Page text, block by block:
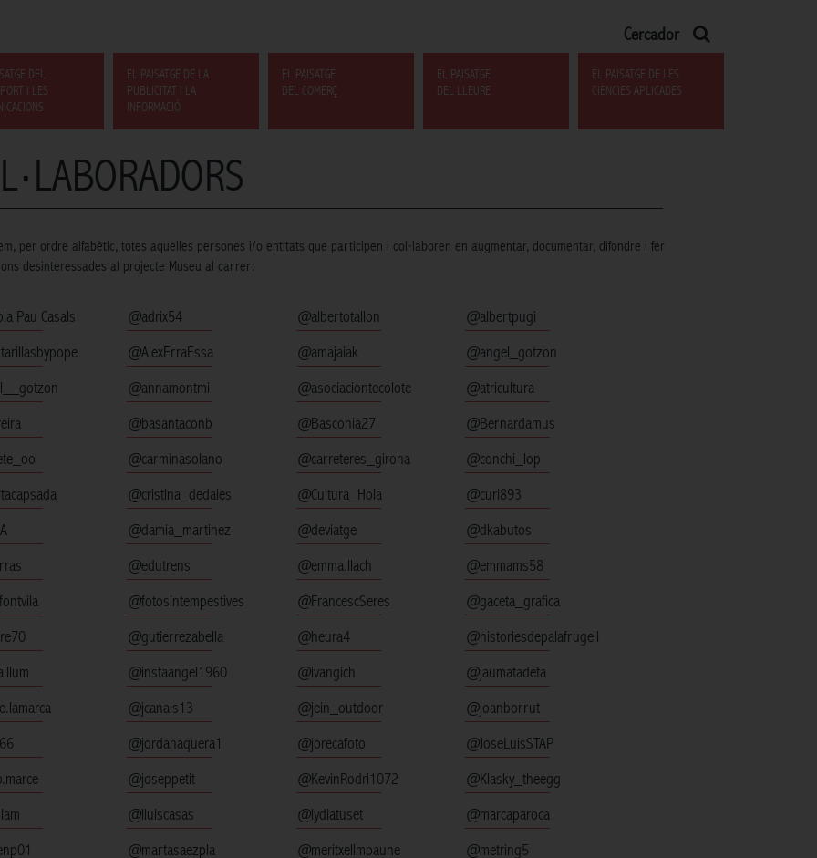
Cercador
DEL
I LES
EL PAISATGE DE LA
PUBLICITAT I LA
INFORMACIÓ
EL PAISATGE
DEL COMERÇ
EL PAISATGE
DEL LLEURE
EL PAISATGE DE LES
CIÈNCIES APLICADES
per ordre alfabètic, totes aquelles persones i/o entitats que participen i col·laboren en augmentar, documentar, difondre i fer
desinteressades al projecte Museu al carrer:
Pau Casals @adrix54 @albertotallon
@albertpugi
@AlexErraEssa @amajaiak
@angel_gotzon
@annamontmi @asociaciontecolote
@atricultura
@basantaconb @Basconia27
@Bernardamus
@carminasolano @carreteres_girona
@conchi_lop
@cristina_dedales @Cultura_Hola
@curi893
@damia_martinez @deviatge
@dkabutos
@edutrens @emma.llach
@emmams58
@fotosintempestives @FrancescSeres
@gaceta_grafica
@gutierrezabella @heura4
@historiesdepalafrugell
@instaangel1960 @ivangich
@jaumatadeta
@jcanals13 @jein_outdoor
@joanborrut
@jordanaquera1 @jorecafoto
@JoseLuisSTAP
@joseppetit @KevinRodri1072
@Klasky_theegg
@lluiscasas @lydiatuset
@marcaparoca
@martasaezpla @meritxellmpaune
@metring5